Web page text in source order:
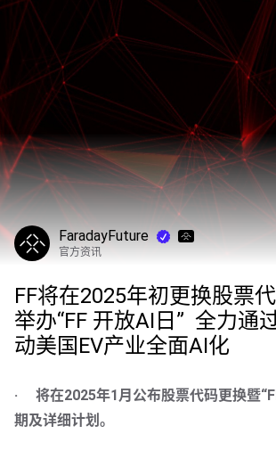
FaradayFuture
官方资讯
FF将在2025年初更换股票
举办“FF 开放AI日”  全力通
动美国EV产业全面AI化
·     将在2025年1月公布股票代码更换暨
期及详细计划。